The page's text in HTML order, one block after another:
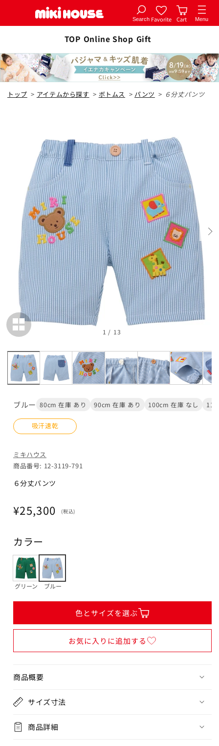
コンテ
Search Favorite Cart Menu
TOP Online Shop Gift
トップ > アイテムから探す > ボトムス > パンツ > ６分丈パンツ
1 / 13
ブルー 80cm 在庫 あり 90cm 在庫 あり 100cm 在庫 なし
吸汗速乾
ミキハウス
商品番号: 12-3119-791
６分丈パンツ
通
格
¥25,300 (税込)
カラー
グリーン ブルー
色とサイズを選ぶ
お気に入りに追加する
カートに追加
全2色
グリーン
80cm
在庫 あり
カートに追加
¥25,300
¥25,300
110cm
¥25,300
在庫 あり
在庫 あり
カートに追加
ブルー
90cm
¥25,300
在庫 あり
カートに追加
100cm
¥25,300
在庫 なし 入荷通知
110cm
¥25,300
在庫 あり
カートに追加
120cm
¥25,300
在庫 あり
カートに追加
閉じる
商品概要
サイズ寸法
商品詳細